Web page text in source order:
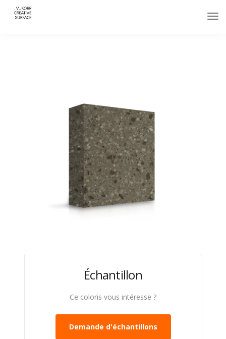
Échantillon
Ce coloris vous intéresse ?
Demande d'échantillons